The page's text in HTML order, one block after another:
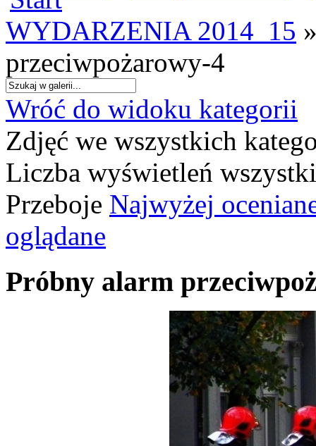
WYDARZENIA 2014_15
przeciwpożarowy-4
Wróć do widoku kategorii
Zdjęć we wszystkich
Liczba wyświetleń
Przeboje Najwyżej
oglądane
Próbny alarm